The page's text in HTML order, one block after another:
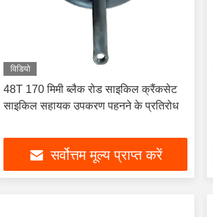
विडियो
48T 170 मिमी ब्लैक रोड साइकिल क्रैंकसेट
साइकिल सहायक उपकरण पहनने के प्रतिरोध
सर्वोत्तम मूल्य प्राप्त करें